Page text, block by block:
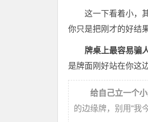
这一下看着小，
你只是把刚才的好结
牌桌上最容易骗
是牌面刚好站在你这
给自己立一个
的边缘牌，别用“我